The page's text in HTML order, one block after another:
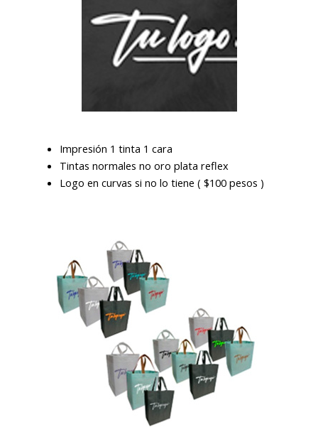
Impresión 1 tinta 1 cara
Tintas normales no oro plata reflex
Logo en curvas si no lo tiene ( $100 pesos )